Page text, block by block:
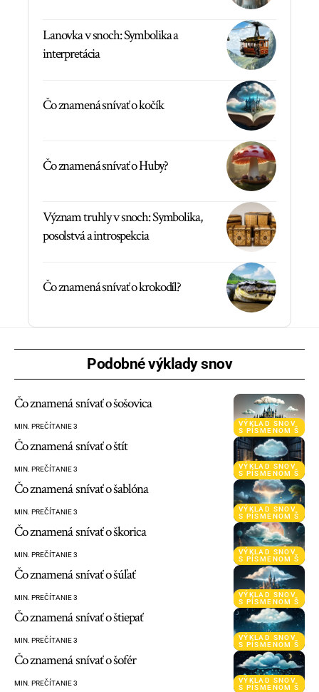
Lanovka v snoch: Symbolika a
interpretácia
Čo znamená snívať o kočík
Čo znamená snívať o Huby?
Význam truhly v snoch: Symbolika,
posolstvá a introspekcia
Čo znamená snívať o krokodíl?
Podobné výklady snov
VÝKLAD SNOV
S PÍSMENOM Š
Čo znamená snívať o šošovica
MIN. PREČÍTANIE 3
VÝKLAD SNOV
S PÍSMENOM Š
Čo znamená snívať o štít
MIN. PREČÍTANIE 3
VÝKLAD SNOV
S PÍSMENOM Š
Čo znamená snívať o šablóna
MIN. PREČÍTANIE 3
VÝKLAD SNOV
S PÍSMENOM Š
Čo znamená snívať o škorica
MIN. PREČÍTANIE 3
VÝKLAD SNOV
S PÍSMENOM Š
Čo znamená snívať o šúľať
MIN. PREČÍTANIE 3
VÝKLAD SNOV
S PÍSMENOM Š
Čo znamená snívať o štiepať
MIN. PREČÍTANIE 3
VÝKLAD SNOV
S PÍSMENOM Š
Čo znamená snívať o šofér
MIN. PREČÍTANIE 3